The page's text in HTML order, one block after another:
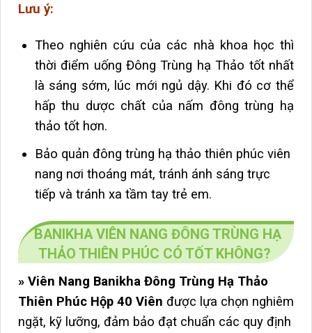
Lưu ý:
Theo nghiên cứu của các nhà khoa học thì
thời điểm uống Đông Trùng hạ Thảo tốt nhất
là sáng sớm, lúc mới ngủ dậy. Khi đó cơ thể
hấp thu dược chất của nấm đông trùng hạ
thảo tốt hơn.
Bảo quản đông trùng hạ thảo thiên phúc viên
nang nơi thoáng mát, tránh ánh sáng trực
tiếp và tránh xa tầm tay trẻ em.
BANIKHA VIÊN NANG ĐÔNG TRÙNG HẠ
THẢO THIÊN PHÚC CÓ TỐT KHÔNG?
» Viên Nang Banikha Đông Trùng Hạ Thảo
Thiên Phúc Hộp 40 Viên được lựa chọn nghiêm
ngặt, kỹ lưỡng, đảm bảo đạt chuẩn các quy định